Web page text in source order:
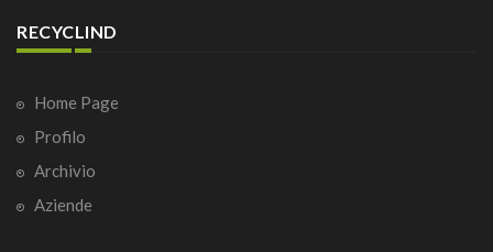
RECYCLIND
Home Page
Profilo
Archivio
Aziende